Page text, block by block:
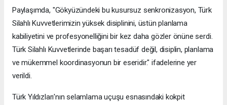
Paylaşımda, "Gökyüzündeki bu kusursuz senkronizasyon, Türk
Silahlı Kuvvetlerimizin yüksek disiplinini, üstün planlama
kabiliyetini ve profesyonelliğini bir kez daha gözler önüne serdi.
Türk Silahlı Kuvvetlerinde başarı tesadüf değil, disiplin, planlama
ve mükemmel koordinasyonun bir eseridir." ifadelerine yer
verildi.
Türk Yıldızları'nın selamlama uçuşu esnasındaki kokpit